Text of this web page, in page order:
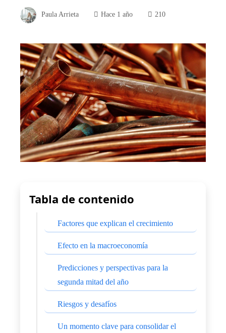
Paula Arrieta Hace 1 año 210
Tabla de contenido
Factores que explican el crecimiento
Efecto en la macroeconomía
Predicciones y perspectivas para la
segunda mitad del año
Riesgos y desafíos
Un momento clave para consolidar el